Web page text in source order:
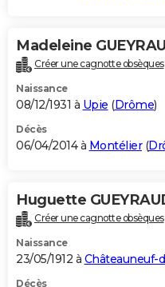
Madeleine
Créer une cagnotte obsèques
Naissance
08/12/1931 à Upie (Drôme)
Décès
06/04/2014 à Montélier(
Huguette
Créer une cagnotte obsèques
Naissance
23/05/1912 à Châteauneuf-
Décès